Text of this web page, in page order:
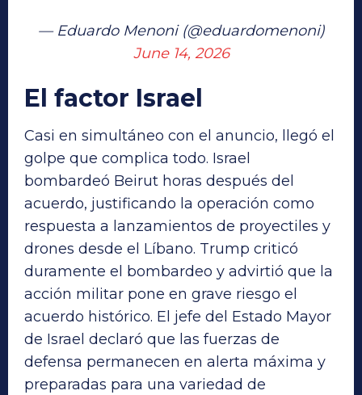
— Eduardo Menoni (@eduardomenoni)
June 14, 2026
El factor Israel
Casi en simultáneo con el anuncio, llegó el
golpe que complica todo. Israel
bombardeó Beirut horas después del
acuerdo, justificando la operación como
respuesta a lanzamientos de proyectiles y
drones desde el Líbano. Trump criticó
duramente el bombardeo y advirtió que la
acción militar pone en grave riesgo el
acuerdo histórico. El jefe del Estado Mayor
de Israel declaró que las fuerzas de
defensa permanecen en alerta máxima y
preparadas para una variedad de